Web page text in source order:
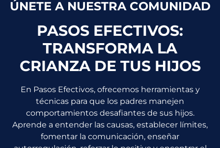
ÚNETE A NUESTRA COMUNIDAD
PASOS EFECTIVOS:
TRANSFORMA LA
CRIANZA DE TUS HIJOS
En Pasos Efectivos, ofrecemos herramientas y
técnicas para que los padres manejen
comportamientos desafiantes de sus hijos.
Aprende a entender las causas, establecer límites,
fomentar la comunicación, enseñar